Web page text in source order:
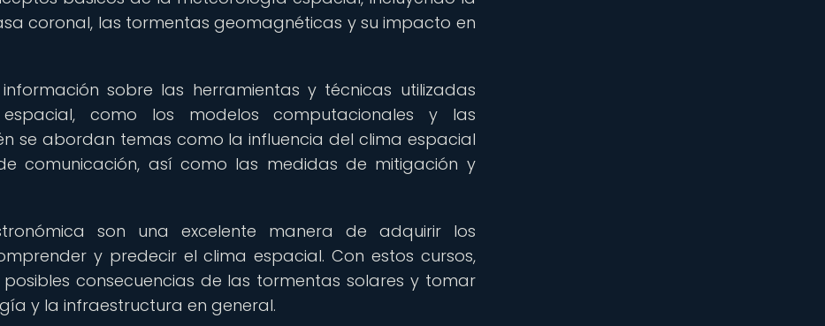
coronal, las tormentas geomagnéticas y su impacto en
sobre las herramientas y técnicas utilizadas
como los modelos computacionales y las
se abordan temas como la influencia del clima espacial
comunicación, así como las medidas de mitigación y
son una excelente manera de adquirir los
y predecir el clima espacial. Con estos cursos,
consecuencias de las tormentas solares y tomar
y la infraestructura en general.